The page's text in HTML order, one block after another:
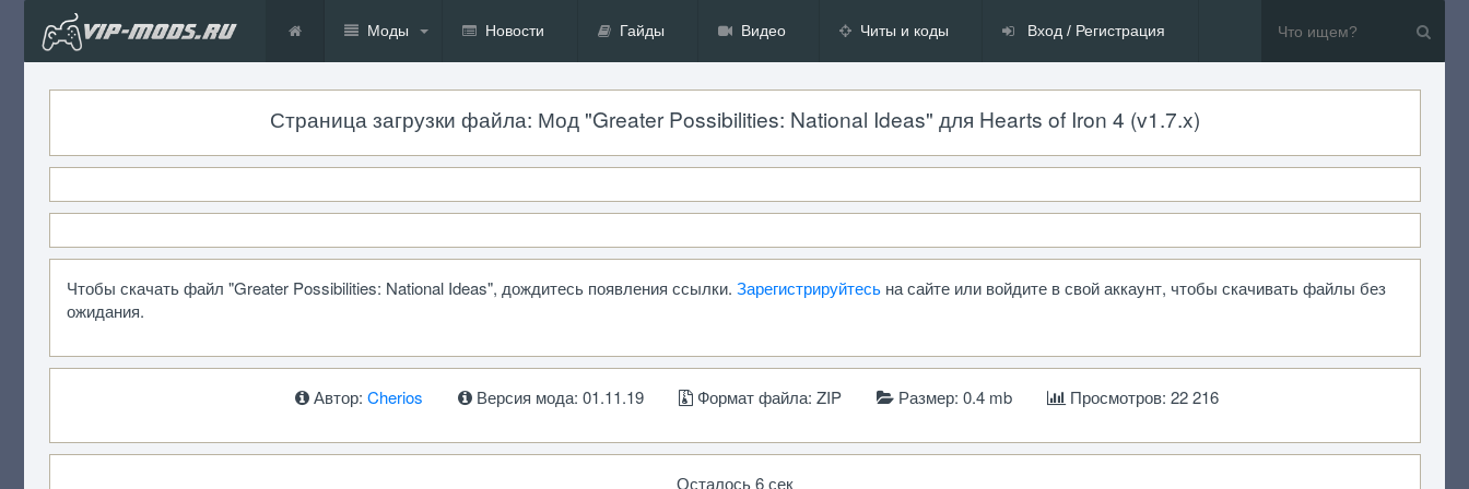
Моды Новости Гайды Видео Читы и коды Вход / Регистрация
Страница загрузки файла: Мод "Greater Possibilities: National Ideas" для Hearts of Iron 4 (v1.7.x)
Чтобы скачать файл "Greater Possibilities: National Ideas", дождитесь появления ссылки. Зарегистрируйтесьна сайте или войдите в свой аккаунт, чтобы скачивать файлы без
ожидания.
Автор: Cherios Версия мода: 01.11.19 Формат файла: ZIP Размер: 0.4 mb Просмотров: 22 216
Осталось 5 сек